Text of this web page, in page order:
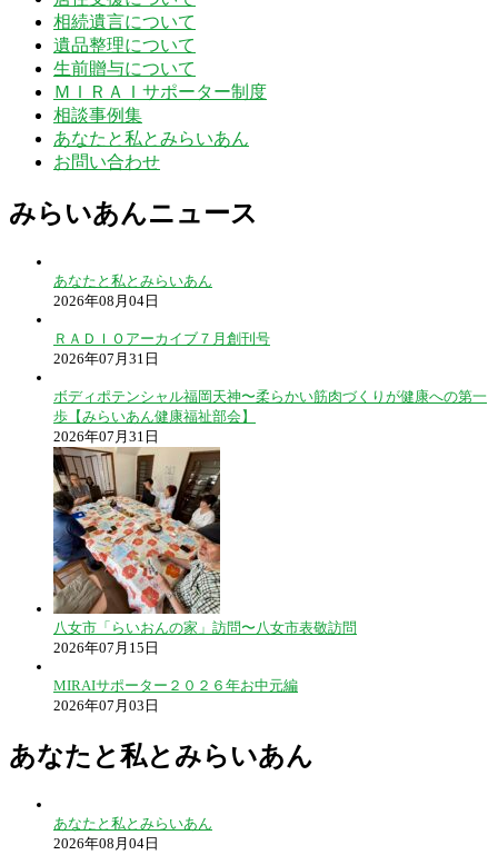
相続遺言について
遺品整理について
生前贈与について
ＭＩＲＡＩサポーター制度
相談事例集
あなたと私とみらいあん
お問い合わせ
みらいあんニュース
あなたと私とみらいあん
2026年08月04日
ＲＡＤＩＯアーカイブ７月創刊号
2026年07月31日
ボディポテンシャル福岡天神〜柔らかい筋肉づくりが健康への第一
歩【みらいあん健康福祉部会】
2026年07月31日
八女市「らいおんの家」訪問〜八女市表敬訪問
2026年07月15日
MIRAIサポーター２０２６年お中元編
2026年07月03日
あなたと私とみらいあん
あなたと私とみらいあん
2026年08月04日